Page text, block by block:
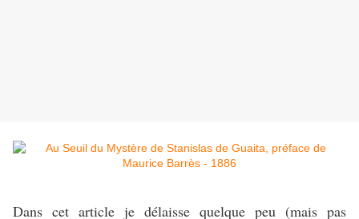
Dans cet article je délaisse quelque peu (mais pas